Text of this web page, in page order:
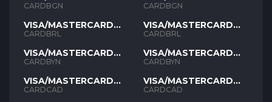
BGN
CARDBGN
VISA/MASTERCARD
BRL
CARDBRL
VISA/MASTERCARD
BYN
CARDBYN
VISA/MASTERCARD
CAD
CARDCAD
BGN
CARDBGN
VISA/MASTERCARD
BRL
CARDBRL
VISA/MASTERCARD
BYN
CARDBYN
VISA/MASTERCARD
CAD
CARDCAD